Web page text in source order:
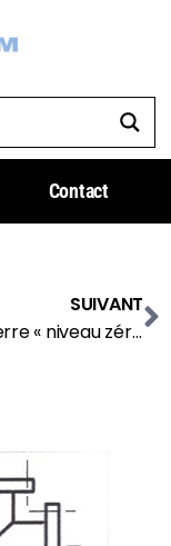
Contact
SUIVANT
Hublot verre « niveau zéro »